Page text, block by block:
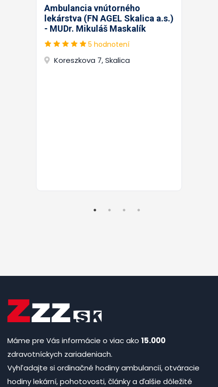
Ambulancia vnútorného
lekárstva (FN AGEL Skalica a.s.)
- MUDr. Mikuláš Maskalík
5 hodnotení
Koreszkova 7, Skalica
Máme pre Vás informácie o viac ako 15.000
zdravotníckych zariadeniach.
Vyhľadajte si ordinačné hodiny ambulancií, otváracie
hodiny lekární, pohotovosti, články a ďalšie dôležité